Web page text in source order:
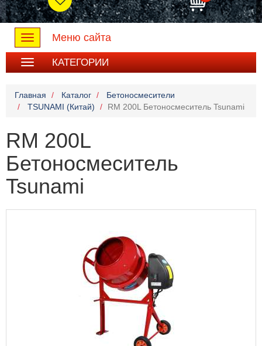
Toggle
navigation
Меню сайта
КАТЕГОРИИ
Главная Каталог
Бетоносмесители
TSUNAMI (Китай)
RM 200L Бетоносмеситель Tsunami
RM 200L
Бетоносмеситель
Tsunami